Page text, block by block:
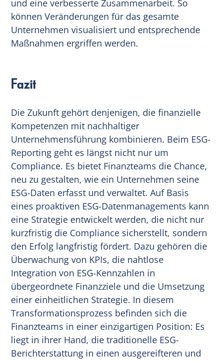
und eine verbesserte Zusammenarbeit. So
können Veränderungen für das gesamte
Unternehmen visualisiert und entsprechende
Maßnahmen ergriffen werden.
Fazit
Die Zukunft gehört denjenigen, die finanzielle
Kompetenzen mit nachhaltiger
Unternehmensführung kombinieren. Beim ESG-
Reporting geht es längst nicht nur um
Compliance. Es bietet Finanzteams die Chance,
neu zu gestalten, wie ein Unternehmen seine
ESG-Daten erfasst und verwaltet. Auf Basis
eines proaktiven ESG-Datenmanagements kann
eine Strategie entwickelt werden, die nicht nur
kurzfristig die Compliance sicherstellt, sondern
den Erfolg langfristig fördert. Dazu gehören die
Überwachung von KPIs, die nahtlose
Integration von ESG-Kennzahlen in
übergeordnete Finanzziele und die Umsetzung
einer einheitlichen Strategie. In diesem
Transformationsprozess befinden sich die
Finanzteams in einer einzigartigen Position: Es
liegt in ihrer Hand, die traditionelle ESG-
Berichterstattung in einen ausgereifteren und